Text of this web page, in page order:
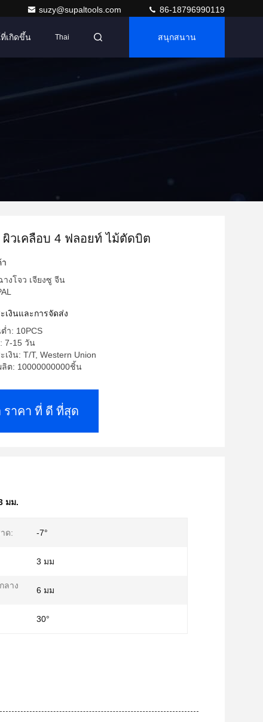
suzy@supaltools.com 86-18796990119
เกิดขึ้น Thai สนุกสนาน
ผิวเคลือบ 4 ฟลอยท์ ไม้ตัดบิต
งโจว เจียงซู จีน
เงินและการจัดส่ง
ำ: 10PCS
7-15 วัน
เงิน: T/T, Western Union
ต: 10000000000ชิ้น
ราคา ที่ ดี ที่สุด
มม.
ด: -7°
3 มม
ลาง
6 มม
30°